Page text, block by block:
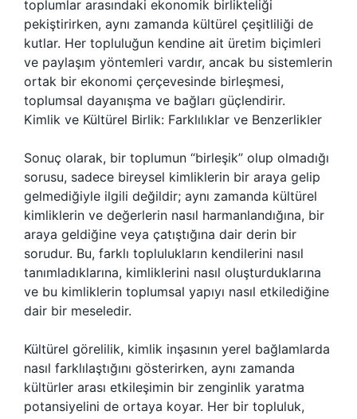
toplumlar arasındaki ekonomik birlikteliği
pekiştirirken, aynı zamanda kültürel çeşitliliği de
kutlar. Her topluluğun kendine ait üretim biçimleri
ve paylaşım yöntemleri vardır, ancak bu sistemlerin
ortak bir ekonomi çerçevesinde birleşmesi,
toplumsal dayanışma ve bağları güçlendirir.
Kimlik ve Kültürel Birlik: Farklılıklar ve Benzerlikler
Sonuç olarak, bir toplumun “birleşik” olup olmadığı
sorusu, sadece bireysel kimliklerin bir araya gelip
gelmediğiyle ilgili değildir; aynı zamanda kültürel
kimliklerin ve değerlerin nasıl harmanlandığına, bir
araya geldiğine veya çatıştığına dair derin bir
sorudur. Bu, farklı toplulukların kendilerini nasıl
tanımladıklarına, kimliklerini nasıl oluşturduklarına
ve bu kimliklerin toplumsal yapıyı nasıl etkilediğine
dair bir meseledir.
Kültürel görelilik, kimlik inşasının yerel bağlamlarda
nasıl farklılaştığını gösterirken, aynı zamanda
kültürler arası etkileşimin bir zenginlik yaratma
potansiyelini de ortaya koyar. Her bir topluluk,